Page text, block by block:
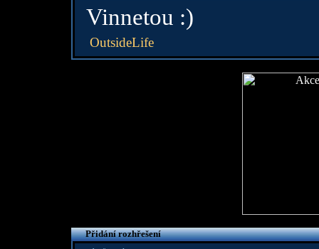
Vinnetou :)
OutsideLife
Přidání rozhřešení